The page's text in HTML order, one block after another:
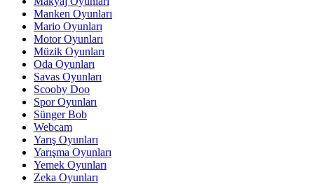
Manken Oyunları
Mario Oyunları
Motor Oyunları
Müzik Oyunları
Oda Oyunları
Savas Oyunları
Scooby Doo
Spor Oyunları
Sünger Bob
Webcam
Yarış Oyunları
Yarışma Oyunları
Yemek Oyunları
Zeka Oyunları